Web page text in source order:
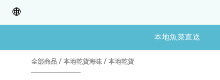
本地魚菜直送
全部商品 /本地乾貨海味 /本地乾貨